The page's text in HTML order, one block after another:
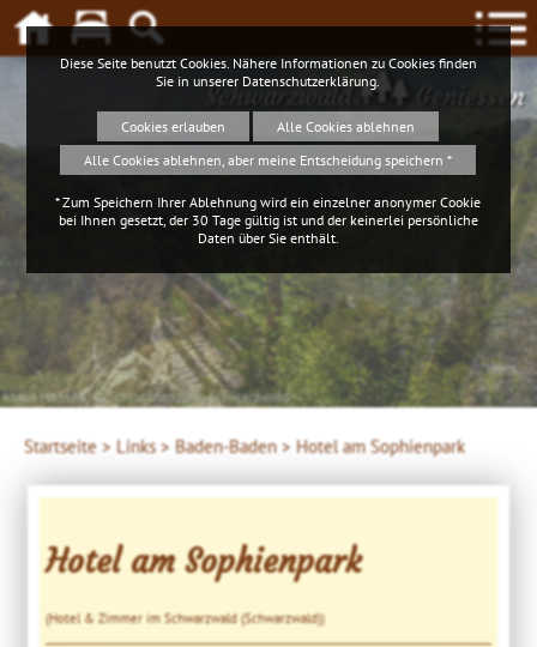
Schwarzwald Geniessen
Klaus Hansen, © Schluchtensteig Schwarzwald
Startseite > Links > Baden-Baden > Hotel am Sophienpark
Hotel am Sophienpark
(Hotel & Zimmer im Schwarzwald (Schwarzwald))
Diese Seite benutzt Cookies. Nähere Informationen zu Cookies finden
Sie in unserer Datenschutzerklärung
Cookies erlauben
Alle Cookies ablehnen
Alle Cookies ablehnen, aber meine Entscheidung speichern *
* Zum Speichern Ihrer Ablehnung wird ein einzelner anonymer Cookie
bei Ihnen gesetzt, der 30 Tage gültig ist und der keinerlei persönliche
Daten über Sie enthält.